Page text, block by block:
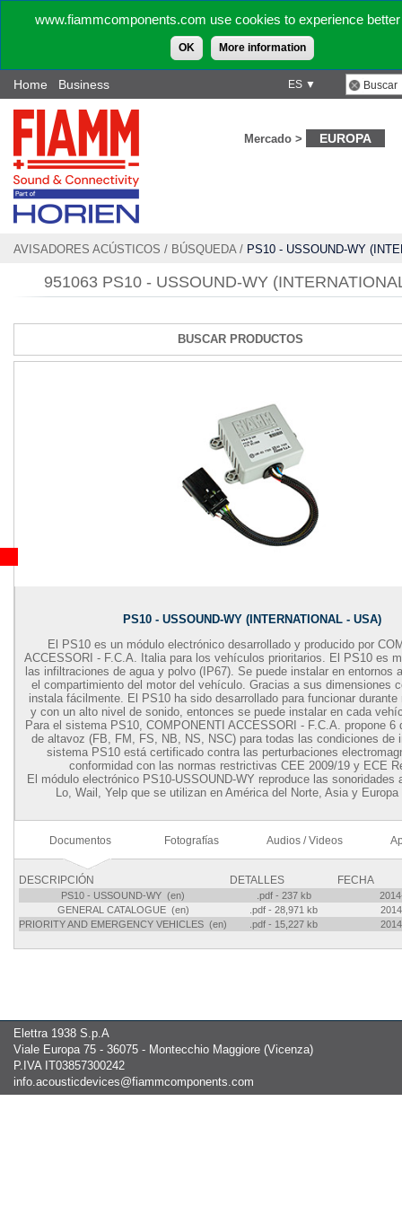
www.fiammcomponents.com use cookies to experience
OK More information
ES ▼
Home Business
Mercado > EUROPA
AVISADORES ACÚSTICOS / BÚSQUEDA/ PS10 - USSOUND-WY
951063 PS10 - USSOUND-WY
BUSCAR PRODUCTOS
PS10 - USSOUND-WY (INTERNATIONAL - USA)
El PS10 es un módulo electrónico desarrollado y producido por
ACCESSORI - F.C.A. Italia para los vehículos prioritarios. El PS10 es
las infiltraciones de agua y polvo (IP67). Se puede instalar en entornos
el compartimiento del motor del vehículo. Gracias a sus dimensiones
instala fácilmente. El PS10 ha sido desarrollado para funcionar durante
y con un alto nivel de sonido, entonces se puede instalar en cada
Para el sistema PS10, COMPONENTI ACCESSORI - F.C.A. propone 6
de altavoz (FB, FM, FS, NB, NS, NSC) para todas las condiciones de
sistema PS10 está certificado contra las perturbaciones
conformidad con las normas restrictivas CEE 2009/19 y ECE
El módulo electrónico PS10-USSOUND-WY reproduce las sonoridades
Lo, Wail, Yelp que se utilizan en América del Norte, Asia y
Documentos Fotografías Audios / Videos
DESCRIPCIÓN DETALLES FECHA
PS10 - USSOUND-WY (en) .pdf - 237 kb
GENERAL CATALOGUE (en)
.pdf - 28,971 kb
PRIORITY AND EMERGENCY VEHICLES (en)
.pdf - 15,227 kb
Elettra 1938 S.p.A
Viale Europa 75 - 36075 - Montecchio Maggiore (Vicenza)
P.IVA IT03857300242
info.acousticdevices@fiammcomponents.com